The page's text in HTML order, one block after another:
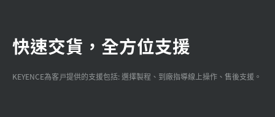
快速交貨，全方位支援
KEYENCE為客戸提供的支援包括: 選擇製程、到廠指導線上操作、售後支援。